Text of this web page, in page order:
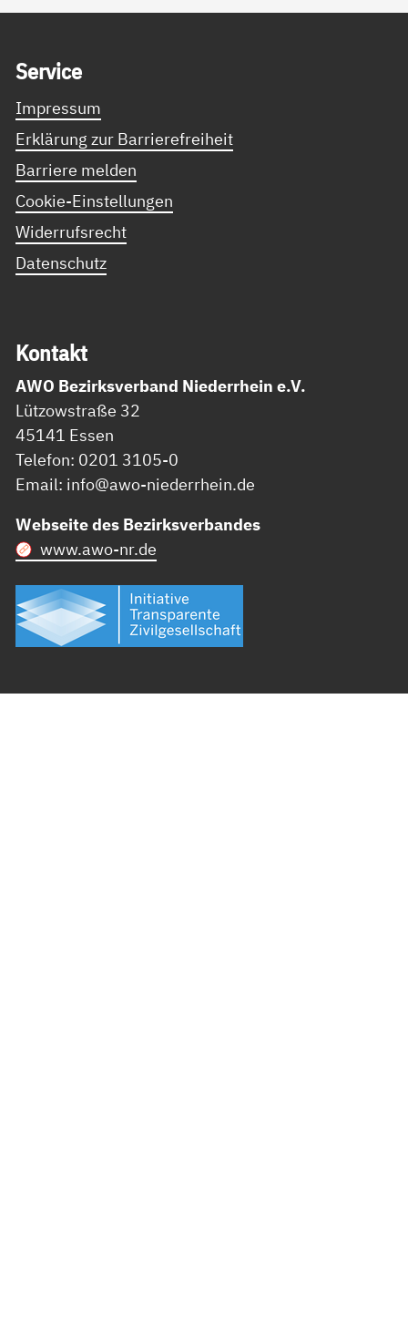
Ser­vice
Impressum
Erklärung zur Barrierefreiheit
Barriere melden
Cookie-Einstellungen
Widerrufsrecht
Datenschutz
Kon­takt
AWO Bezirksverband Niederrhein e.V.
Lützowstraße 32
45141 Essen
Telefon: 0201 3105-0
Email: info@awo-niederrhein.de
Webseite des Bezirksverbandes
www.awo-nr.de